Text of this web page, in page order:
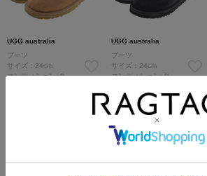
UGG australia
ブーツ
サイズ：24cm
コンディション: B
UGG australia
ブーツ
サイズ：24cm
コンディション: B
5,500円（税込）